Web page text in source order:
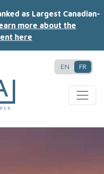
as Largest Canadian-
more about the
here
EN FR